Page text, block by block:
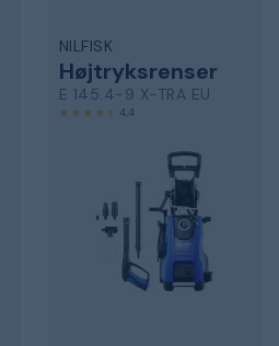
NILFISK
Højtryksrenser
E 145.4-9 X-TRA EU
4,4